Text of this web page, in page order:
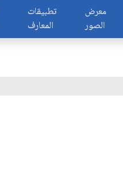
تطبيقات
المعارف
معرض
الصور